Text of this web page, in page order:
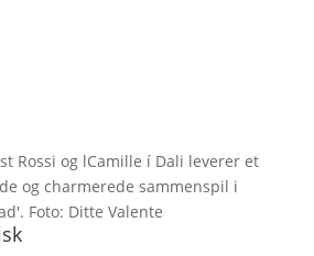
Rossi og lCamille í Dali leverer et
og charmerede sammenspil i
Foto: Ditte Valente